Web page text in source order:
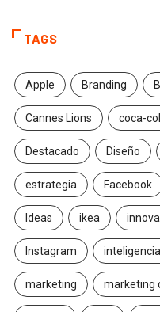
TAGS
Apple Branding
Cannes Lions coca-
Destacado Diseño
estrategia Facebook
Ideas ikea
Instagram
marketing marketing